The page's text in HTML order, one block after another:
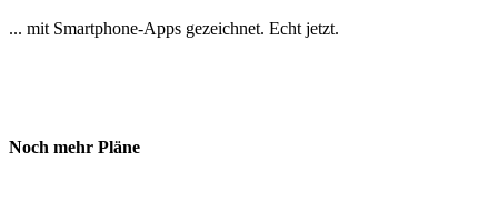
... mit Smartphone-Apps gezeichnet. Echt jetzt.
Noch mehr Pläne